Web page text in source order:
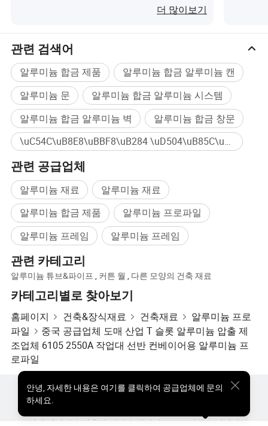
더 많이보기
관련 검색어
알루미늄 합금 제품
알루미늄 합금 알루미늄 캔
알루미늄 문
알루미늄 합금 알루미늄 시스템
알루미늄 합금 알루미늄 벽
알루미늄 합금 창문
\uC54C\uB8E8\uBBF8\uB284 \uD504\uB85C\uD544 대량구매
관련 공급업체
알루미늄 재료
알루미늄 재료
알루미늄 합금 제품
알루미늄 프로파일
알루미늄 프레임
알루미늄 프레임
관련 카테고리
알루미늄 튜브&파이프 , 커튼 월 , 다른 모양의 건축 재료
카테고리별로 찾아보기
홈페이지 건축&장식재료 건축재료
알루미늄 프로
파일
중국 공급업체 도매 산업 T 슬롯 알루미늄 압출 제
조업체 6105 2550A 작업대 선반 컨베이어용 알루미늄 프
로파일
안녕, 자세한 내용은 여기를 클릭하여 공급업체에 문의
하세요.
핫한 제품 핫 제품 가격 도매 핫 제품
스타 바이어
우리에 대하여
사용자 약관 개인정보 보호정책 연락하다